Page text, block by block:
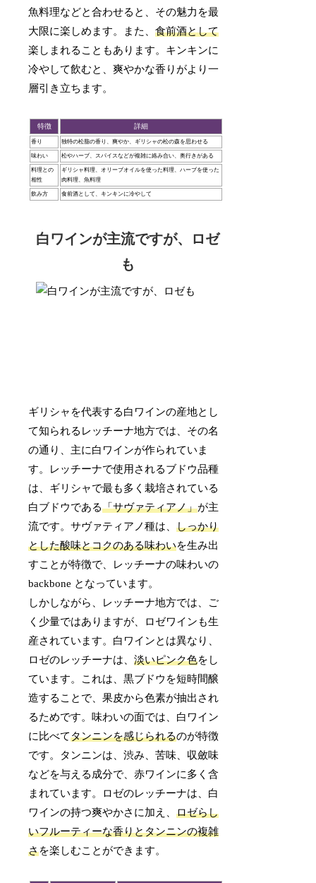
魚料理などと合わせると、その魅力を最
大限に楽しめます。また、食前酒として
楽しまれることもあります。キンキンに
冷やして飲むと、爽やかな香りがより一
層引き立ちます。
特徴 詳細
香り 独特の松脂の香り、爽やか、ギリシャの松の森を思わせる
味わい 松やハーブ、スパイスなどが複雑に絡み合い、奥行きがある
料理との
相性
ギリシャ料理、オリーブオイルを使った料理、ハーブを使った
肉料理、魚料理
飲み方 食前酒として、キンキンに冷やして
白ワインが主流ですが、ロゼ
も
ギリシャを代表する白ワインの産地とし
て知られるレッチーナ地方では、その名
の通り、主に白ワインが作られていま
す。レッチーナで使用されるブドウ品種
は、ギリシャで最も多く栽培されている
白ブドウである「サヴァティアノ」が主
流です。サヴァティアノ種は、しっかり
とした酸味とコクのある味わいを生み出
すことが特徴で、レッチーナの味わいの
backbone となっています。
しかしながら、レッチーナ地方では、ご
く少量ではありますが、ロゼワインも生
産されています。白ワインとは異なり、
ロゼのレッチーナは、淡いピンク色をし
ています。これは、黒ブドウを短時間醸
造することで、果皮から色素が抽出され
るためです。味わいの面では、白ワイン
に比べてタンニンを感じられるのが特徴
です。タンニンは、渋み、苦味、収斂味
などを与える成分で、赤ワインに多く含
まれています。ロゼのレッチーナは、白
ワインの持つ爽やかさに加え、ロゼらし
いフルーティーな香りとタンニンの複雑
さを楽しむことができます。